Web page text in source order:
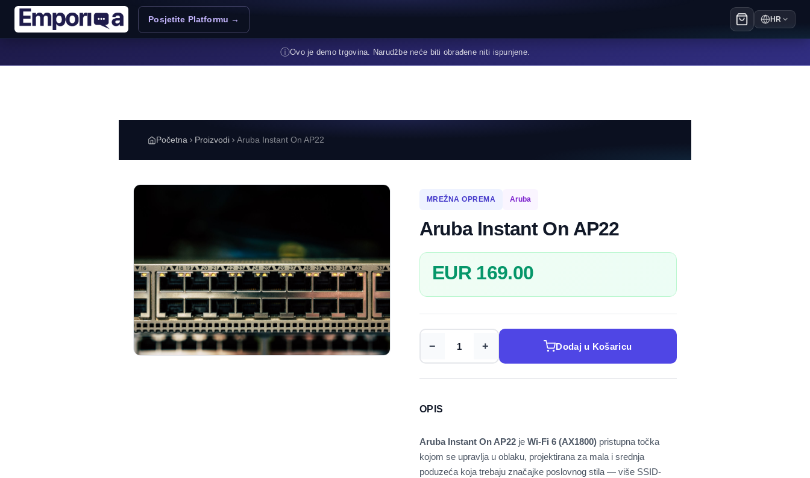
Skoči na glavni sadržaj
Posjetite Platformu → HR
ⓘOvo je demo trgovina. Narudžbe neće biti obrađene niti ispunjene.
Početna Proizvodi Aruba Instant On AP22
MREŽNA OPREMA Aruba
Aruba Instant On AP22
EUR 169.00
− + Dodaj u Košaricu
OPIS
Aruba Instant On AP22je Wi-Fi 6 (AX1800)pristupna točka
kojom se upravlja u oblaku, projektirana za mala i srednja
poduzeća koja trebaju značajke poslovnog stila — više SSID-